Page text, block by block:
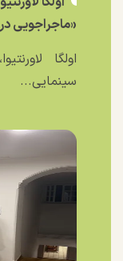
«ماجراجویی
اولگا
سینمایی...